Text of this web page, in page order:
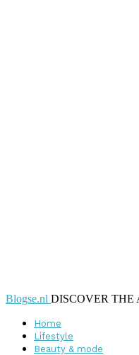
Blogse.nl DISCOVER THE
Home
Lifestyle
Beauty & mode